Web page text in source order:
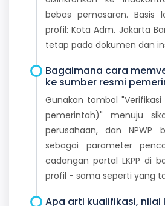
bebas pemasaran. Basis
profil: Kota Adm. Jakarta
tetap pada dokumen dan
Bagaimana cara
ke sumber resmi
Gunakan tombol
pemerintah)" menuju
perusahaan, dan NPWP
sebagai parameter
cadangan portal LKPP di
profil - sama seperti yang
Apa arti kualifikasi, nilai